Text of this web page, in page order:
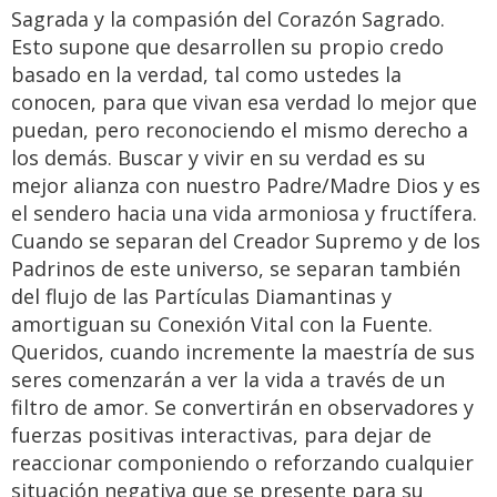
Sagrada y la compasión del Corazón Sagrado.
Esto supone que desarrollen su propio credo
basado en la verdad, tal como ustedes la
conocen, para que vivan esa verdad lo mejor que
puedan, pero reconociendo el mismo derecho a
los demás. Buscar y vivir en su verdad es su
mejor alianza con nuestro Padre/Madre Dios y es
el sendero hacia una vida armoniosa y fructífera.
Cuando se separan del Creador Supremo y de los
Padrinos de este universo, se separan también
del flujo de las Partículas Diamantinas y
amortiguan su Conexión Vital con la Fuente.
Queridos, cuando incremente la maestría de sus
seres comenzarán a ver la vida a través de un
filtro de amor. Se convertirán en observadores y
fuerzas positivas interactivas, para dejar de
reaccionar componiendo o reforzando cualquier
situación negativa que se presente para su